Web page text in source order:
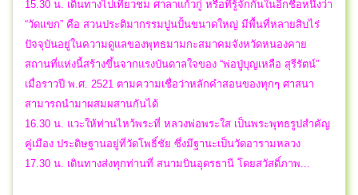
15.30 น. เดินทางไปเที่ยวชม ศาลาแก้วกู่ หรือที่รู้จักกันในอีกชื่อหนึ่งว่า
“วัดแขก” คือ สวนประติมากรรมปูนปั้นขนาดใหญ่ มีพื้นที่หลายสิบไร่
ปัจจุบันอยู่ในความดูแลของพุทธมามกะสมาคมจังหวัดหนองคาย
สถานที่แห่งนี้สร้างขึ้นจากแรงบันดาลใจของ “พ่อปู่บุญเหลือ สุรีรัตน์”
เมื่อราวปี พ.ศ. 2521 ตามความเชื่อว่าหลักคำสอนของทุกๆ ศาสนา
สามารถนำมาผสมผสานกันได้
16.30 น. แวะให้ท่านไหว้พระที่ หลวงพ่อพระใส เป็นพระพุทธรูปสำคัญ
คู่เมือง ประดิษฐานอยู่ที่วัดโพธิ์ชัย ซึ่งมีฐานะเป็นวัดอารามหลวง
17.30 น. เดินทางส่งทุกท่านที่ สนามบินอุดรธานี โดยสวัสดิ์ภาพ...